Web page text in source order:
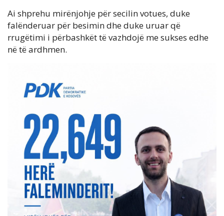
Ai shprehu mirënjohje për secilin votues, duke
falënderuar për besimin dhe duke uruar që
rrugëtimi i përbashkët të vazhdojë me sukses edhe
në të ardhmen.